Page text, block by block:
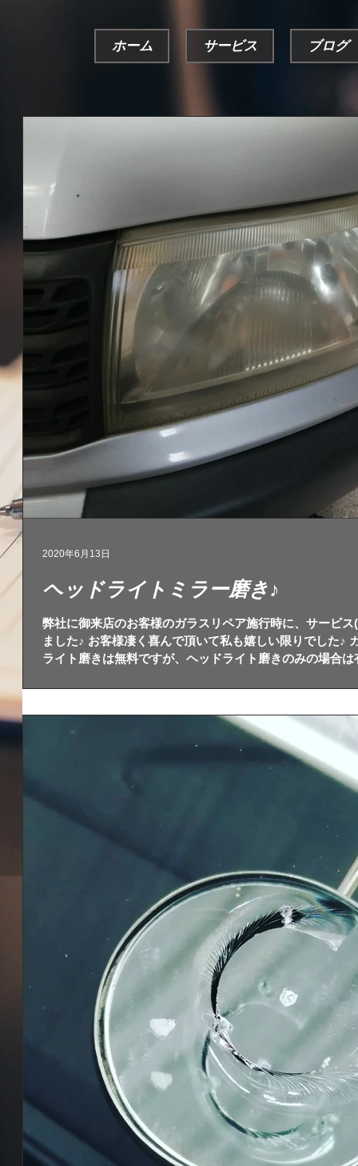
ホーム サービス ブログ
ヘッドライトミラー磨き♪
弊社に御来店のお客様のガラスリペア施行時に、サービ
ました♪ お客様凄く喜んで頂いて私も嬉しい限りでした♪
ライト磨きは無料ですが、ヘッドライト磨きのみの場合
2020年6月13日